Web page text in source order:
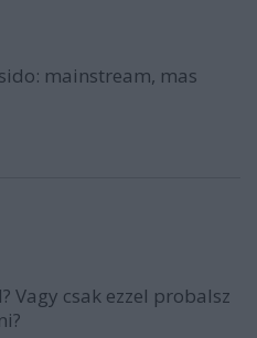
mainstream, mas
Vagy csak ezzel probalsz